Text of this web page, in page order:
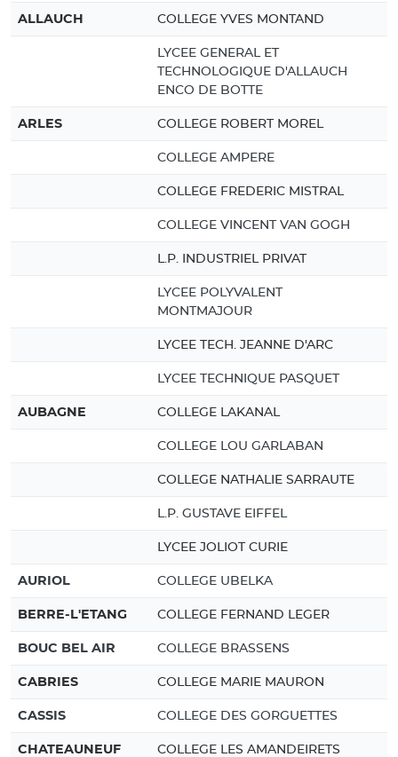
ALLAUCH COLLEGE YVES MONTAND
LYCEE GENERAL ET
TECHNOLOGIQUE D'ALLAUCH
ENCO DE BOTTE
ARLES COLLEGE ROBERT MOREL
COLLEGE AMPERE
COLLEGE FREDERIC MISTRAL
COLLEGE VINCENT VAN GOGH
L.P. INDUSTRIEL PRIVAT
LYCEE POLYVALENT
MONTMAJOUR
LYCEE TECH. JEANNE D'ARC
LYCEE TECHNIQUE PASQUET
AUBAGNE COLLEGE LAKANAL
COLLEGE LOU GARLABAN
COLLEGE NATHALIE SARRAUTE
L.P. GUSTAVE EIFFEL
LYCEE JOLIOT CURIE
AURIOL COLLEGE UBELKA
BERRE-L'ETANG COLLEGE FERNAND LEGER
BOUC BEL AIR COLLEGE BRASSENS
CABRIES COLLEGE MARIE MAURON
CASSIS COLLEGE DES GORGUETTES
CHATEAUNEUF
COLLEGE LES AMANDEIRETS